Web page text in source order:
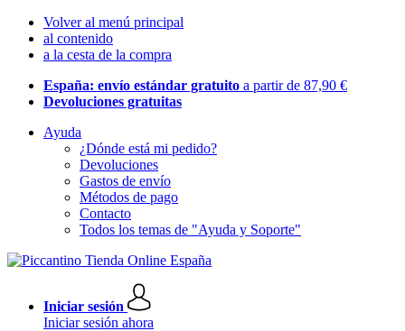
Volver al menú principal
al contenido
a la cesta de la compra
España: envío estándar gratuito a partir de 87,90 €
Devoluciones gratuitas
Ayuda
¿Dónde está mi pedido?
Devoluciones
Gastos de envío
Métodos de pago
Contacto
Todos los temas de "Ayuda y Soporte"
Iniciar sesión
Iniciar sesión ahora